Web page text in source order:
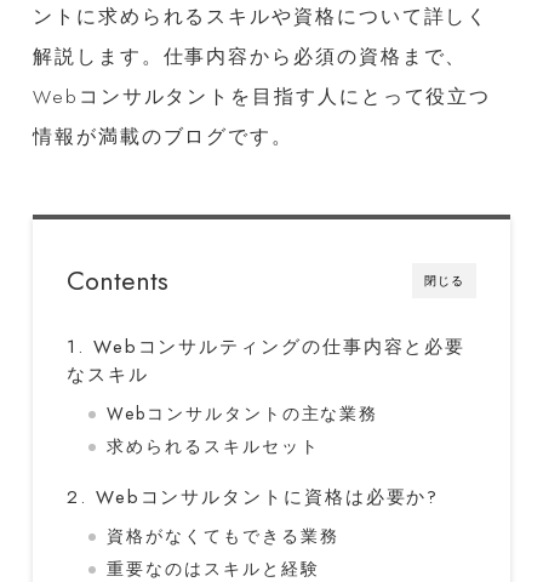
ントに求められるスキルや資格について詳しく
解説します。仕事内容から必須の資格まで、
Webコンサルタントを目指す人にとって役立つ
情報が満載のブログです。
閉じる
Contents
1. Webコンサルティングの仕事内容と必要
なスキル
Webコンサルタントの主な業務
求められるスキルセット
2. Webコンサルタントに資格は必要か?
資格がなくてもできる業務
重要なのはスキルと経験